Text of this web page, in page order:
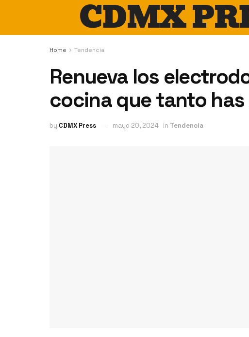
CDMX
Home Tendencia
Renueva los
cocina que tanto
by CDMX Press mayo 20, 2024 in Tendencia